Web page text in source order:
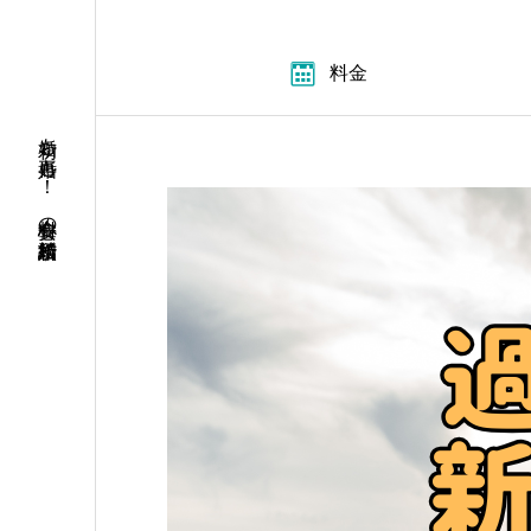
初婚も再婚も！ 安心料金の結婚相談所
料金